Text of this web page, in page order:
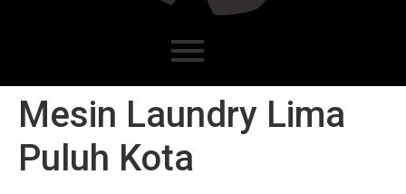
Mesin Laundry Lima
Puluh Kota